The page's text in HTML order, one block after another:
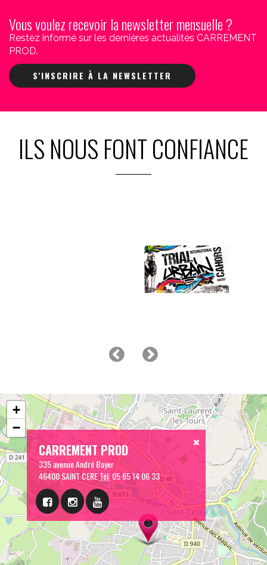
Vous voulez recevoir la newsletter mensuelle ?
Restez informé sur les dernières actualités CARREMENT
PROD.
S'INSCRIRE À LA NEWSLETTER
ILS NOUS FONT CONFIANCE
CARREMENT PROD
335 avenue André Boyer
46400 SAINT CERETél:05 65 14 06 33
+
−